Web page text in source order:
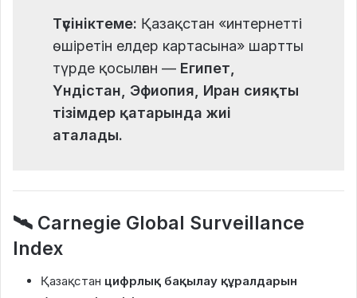
Түсініктеме: Қазақстан «интернетті
өшіретін елдер картасына» шартты
түрде қосылған — Египет,
Үндістан, Эфиопия, Иран сияқты
тізімдер қатарында жиі
аталады.
🛰 Carnegie Global Surveillance
Index
Қазақстан цифрлық бақылау құралдарын